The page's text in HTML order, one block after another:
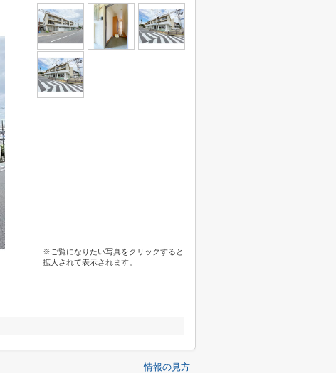
※ご覧になりたい写真をクリックすると
拡大されて表示されます。
情報の見方